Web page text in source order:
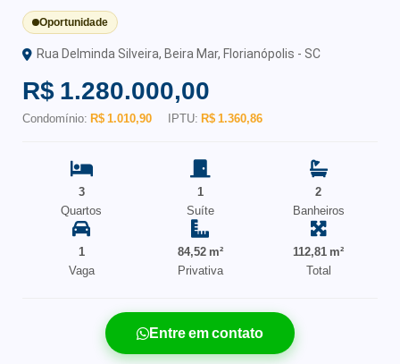
Oportunidade
Rua Delminda Silveira, Beira Mar, Florianópolis - SC
R$ 1.280.000,00
Condomínio: R$ 1.010,90 IPTU: R$ 1.360,86
3
Quartos
1
Suíte
2
Banheiros
1
Vaga
84,52 m²
Privativa
112,81 m²
Total
Entre em contato